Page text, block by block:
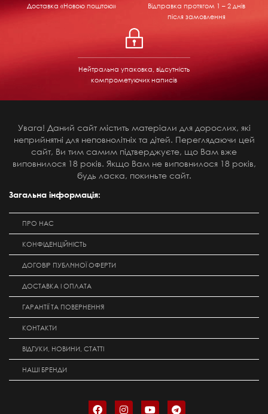
Доставка «Новою поштою» Відправка протягом 1 – 2 днів
після замовлення
Нейтральна упаковка, відсутність
компрометуючих написів
Увага! Даний сайт містить матеріали для дорослих, які
неприйнятні для неповнолітніх та дітей. Переглядаючи цей
сайт, Ви тим самим підтверджуєте, що Вам вже
виповнилося 18 років. Якщо Вам не виповнилося 18 років,
будь ласка, покиньте сайт.
Загальна інформація:
ПРО НАС
КОНФІДЕНЦІЙНІСТЬ
ДОГОВІР ПУБЛІЧНОЇ ОФЕРТИ
ДОСТАВКА І ОПЛАТА
ГАРАНТІЇ ТА ПОВЕРНЕННЯ
КОНТАКТИ
ВІДГУКИ, НОВИНИ, СТАТТІ
НАШІ БРЕНДИ